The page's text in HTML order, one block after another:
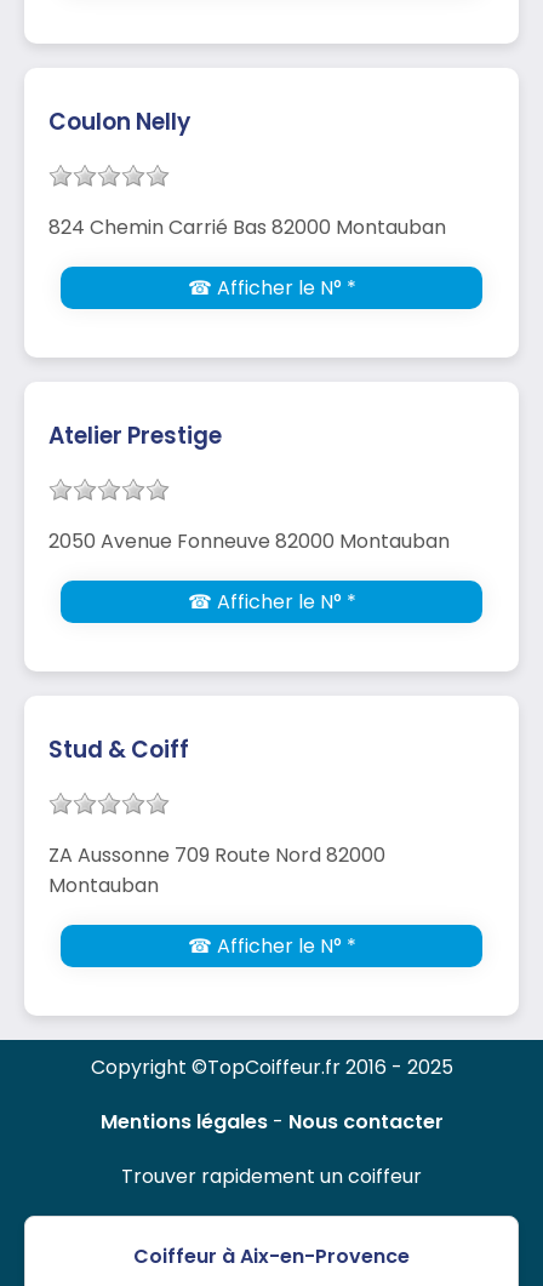
Coulon Nelly
824 Chemin Carrié Bas 82000 Montauban
☎ Afficher le N° *
Atelier Prestige
2050 Avenue Fonneuve 82000 Montauban
☎ Afficher le N° *
Stud & Coiff
ZA Aussonne 709 Route Nord 82000
Montauban
☎ Afficher le N° *
Copyright ©TopCoiffeur.fr 2016 - 2025
Mentions légales- Nous contacter
Trouver rapidement un coiffeur
Coiffeur à Aix-en-Provence